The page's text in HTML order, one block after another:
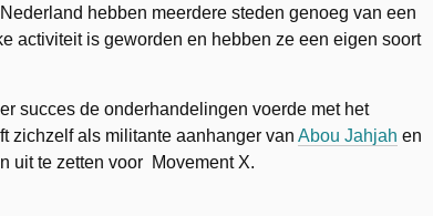
hebben meerdere steden genoeg van een
activiteit is geworden en hebben ze een eigen soort
succes de onderhandelingen voerde met het
zichzelf als militante aanhanger van Abou Jahjah en
uit te zetten voor Movement X.